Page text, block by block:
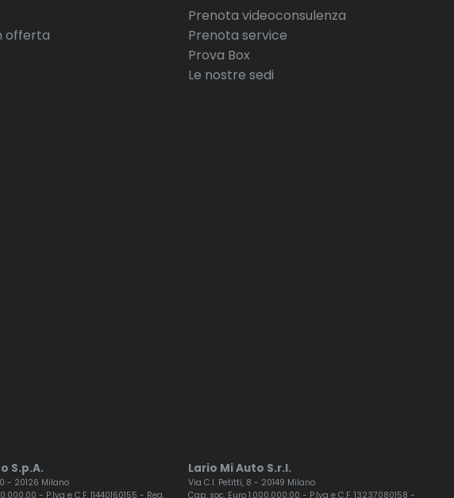
offerta
Prenota videoconsulenza
Prenota service
Prova Box
Le nostre sedi
S.p.A.
- 20126 Milano
- P.Iva e C.F. 11440160155 - Reg.
Lario Mi Auto S.r.l.
Via C.I. Petitti, 8 - 20149 Milano
Cap. soc. Euro 1.000.000,00 - P.Iva e C.F. 13237080158 -